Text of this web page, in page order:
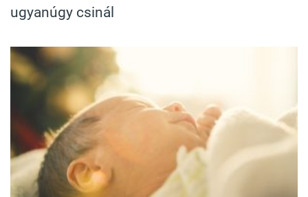
ugyanúgy csinál